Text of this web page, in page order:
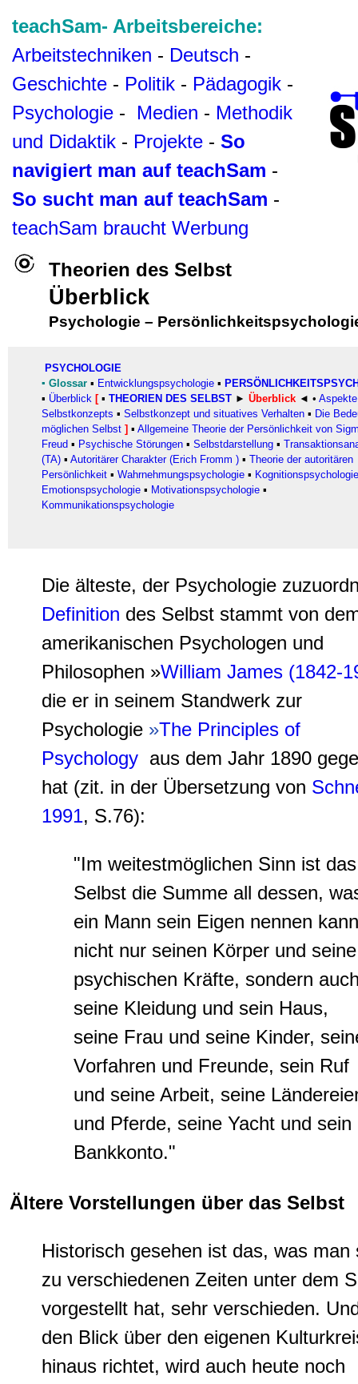
teachSam- Arbeitsbereiche:
Arbeitstechniken - Deutsch -
Geschichte - Politik - Pädagogik -
Psychologie - Medien - Methodik
und Didaktik - Projekte - So
navigiert man auf teachSam -
So sucht man auf teachSam -
teachSam braucht Werbung
Theorien des Selbst
Überblick
Psychologie –
PSYCHOLOGIE
▪ Glossar ▪ Entwicklungspsychologie ▪
▪ Überblick [ ▪ THEORIEN DES SELBST ► Überblick ◄ •
Selbstkonzepts ▪ Selbstkonzept und situatives Verhalten ▪ Die
möglichen Selbst ] ▪ Allgemeine Theorie der Persönlichkeit von
Freud ▪ Psychische Störungen ▪ Selbstdarstellung ▪
(TA) ▪ Autoritärer Charakter (Erich Fromm ) ▪ Theorie der autoritären
Persönlichkeit ▪ Wahrnehmungspsychologie ▪ Kognitionspsychologie
Emotionspsychologie ▪ Motivationspsychologie ▪
Kommunikationspsychologie
Die älteste, der Psychologie
Definition des Selbst stammt von
amerikanischen Psychologen und
Philosophen »William James (1842-
die er in seinem Standwerk zur
Psychologie »The Principles of
Psychology aus dem Jahr 1890
hat (zit. in der Übersetzung von
1991, S.76):
"Im weitestmöglichen Sinn ist das
Selbst die Summe all dessen,
ein Mann sein Eigen nennen
nicht nur seinen Körper und seine
psychischen Kräfte, sondern
seine Kleidung und sein Haus,
seine Frau und seine Kinder,
Vorfahren und Freunde, sein Ruf
und seine Arbeit, seine
und Pferde, seine Yacht und sein
Bankkonto."
Ältere Vorstellungen über das Selbst
Historisch gesehen ist das, was man
zu verschiedenen Zeiten unter dem
vorgestellt hat, sehr verschieden.
den Blick über den eigenen
hinaus richtet, wird auch heute noch